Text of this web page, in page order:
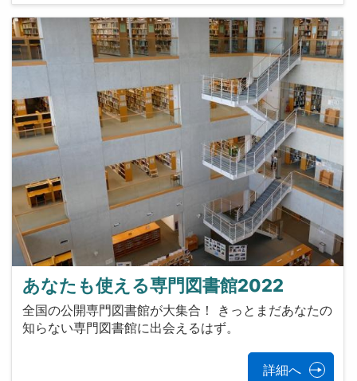
あなたも使える専門図書館2022
全国の公開専門図書館が大集合！ きっとまだあなたの
知らない専門図書館に出会えるはず。
詳細へ